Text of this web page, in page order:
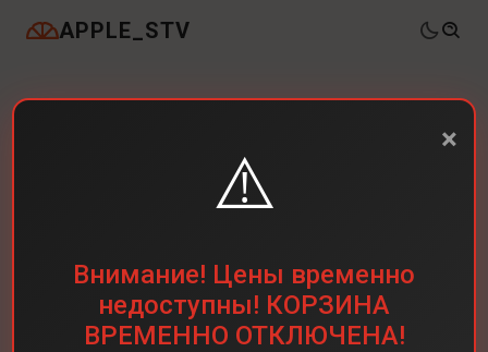
APPLE_STV
×
⚠️
Внимание! Цены временно
недоступны! КОРЗИНА
ВРЕМЕННО ОТКЛЮЧЕНА!